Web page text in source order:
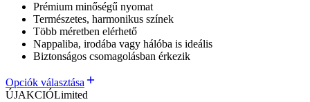
Prémium minőségű nyomat
Természetes, harmonikus színek
Több méretben elérhető
Nappaliba, irodába vagy hálóba is ideális
Biztonságos csomagolásban érkezik
Opciók választása
ÚJAKCIÓLimited